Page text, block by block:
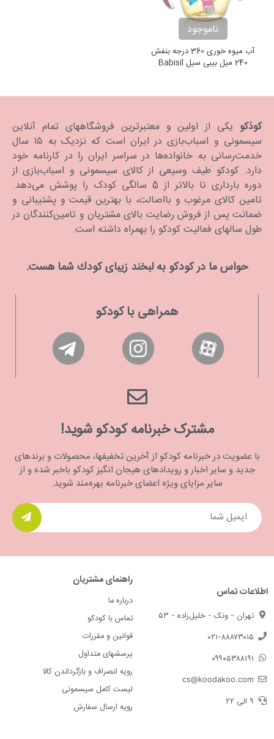
ناموجود
آب میوه خوری 360 درجه بنفش
240 میل بیبی سیل Babisil
کودَکو یکی از اولین و معتبرترین فروشگاههای تمام آنلاین
سیسمونی و اسباب‌بازی در ایران است که نزدیک به ۱۵ سال
خدمت‌رسانی به خانواده‌ها در سراسر ایران را در کارنامه خود
دارد. كودكو طیف وسیعی از کالای سیسمونی و اسباب‌بازی از
دوره بارداری تا بالاتر از 5 سالگی کودک را پوشش می‌دهد.
تامین کالای مرغوب و بااصالت، با بهترین قیمت و پشتیبانی و
ضمانت پس از فروش رضایت بالای مشتریان و تامین‌کنندگان در
طول سالهای فعالیت کودکو را بهمراه داشته است.
حواس ما در كودكو به لبخند زیبای كودك شما هست.
همراهی با کودکو
مشترک خبرنامه کودکو شوید!
با عضویت در خبرنامه کودکو از آخرین تخفیفها، محصولات و برندهای
جدید و سایر اخبار و رویدادهای هیجان انگیز کودکو باخبر شده و از
سایر مزایای ویژه اعضای خبرنامه بهره‌مند شوید.
اطلاعات تماس
تهران - ونک - خلیل‌زاده - ۵۳
۰۲۱-۸۸۸۷۳۰۱۵
۰۹۹۰۵۳۸۸۱۹۱
cs@koodakoo.com
۹ الی ۲۲
راهنمای مشتریان
درباره ما
تماس با کودکو
قوانین و مقررات
پرسشهای متداول
رویه انصراف و بازگرداندن کالا
لیست کامل سیسمونی
رویه ارسال سفارش